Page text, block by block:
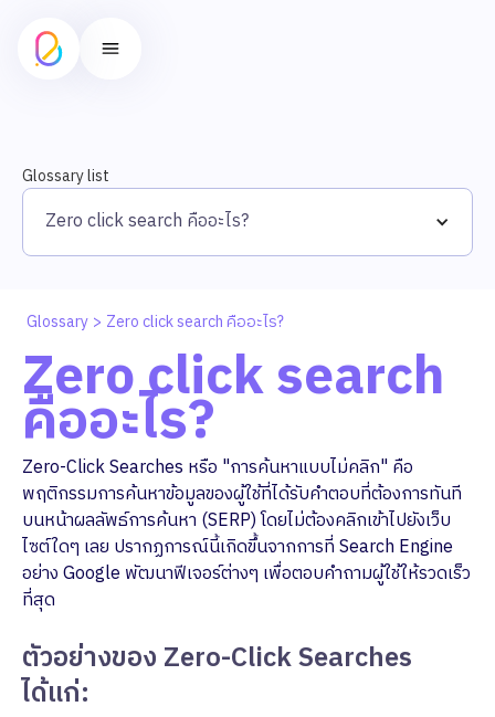
Glossary list
Zero click search คืออะไร?
Glossary > Zero click search คืออะไร?
Zero click search
คืออะไร?
Zero-Click Searches หรือ "การค้นหาแบบไม่คลิก" คือ
พฤติกรรมการค้นหาข้อมูลของผู้ใช้ที่ได้รับคำตอบที่ต้องการทันที
บนหน้าผลลัพธ์การค้นหา (SERP) โดยไม่ต้องคลิกเข้าไปยังเว็บ
ไซต์ใดๆ เลย ปรากฏการณ์นี้เกิดขึ้นจากการที่ Search Engine
อย่าง Google พัฒนาฟีเจอร์ต่างๆ เพื่อตอบคำถามผู้ใช้ให้รวดเร็ว
ที่สุด
ตัวอย่างของ Zero-Click Searches
ได้แก่: